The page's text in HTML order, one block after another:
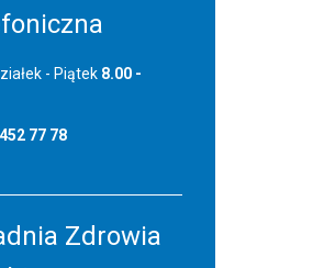
- Piątek 8.00 -
77 78
Zdrowia